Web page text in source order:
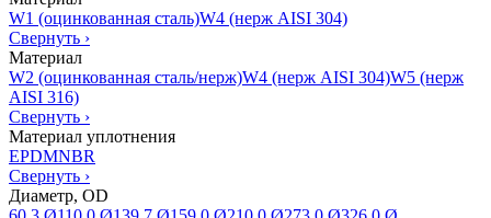
W1 (оцинкованная сталь)W4 (нерж AISI 304)
Свернуть ›
Материал
W2 (оцинкованная сталь/нерж)W4 (нерж AISI 304)W5 (нерж
AISI 316)
Свернуть ›
Материал уплотнения
EPDMNBR
Свернуть ›
Диаметр, OD